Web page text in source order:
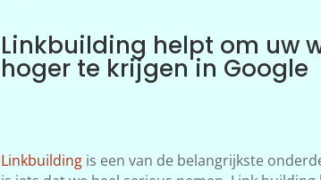
Linkbuilding helpt om uw
hoger te krijgen in Google
Linkbuildingis een van de belangrijkste